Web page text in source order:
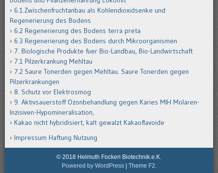
6.1.Zwischenfruchtanbau als Kohlendioxidsenke und
Regenerierung des Bodens
6.2 Regenerierung des Bodens terra preta
6.3 Regenerierung des Bodens durch Mikroorganismen
7. Biologische Produkte fuer Bio-Landbau, Bio-Landwirtschaft
7.1 Pilzerkrankung Mehltau
7.2 Saure Tonerden gegen Mehltau. Saure Tonerden gegen
Pilzerkrankungen
8. Schutz vor Elektrosmog
9. Aktivsauerstoff Ozonbehandlung gegen Karies MIH Molaren-
Inzisiven-Hypomineralisation,
Kakao nicht hybridisiert, kalt gewalzt Kakaoflavoide
Impressum Haftung Nutzung
© 2018 Helmuth Focken Biotechnik.e.K.
Powered by WordPress
Theme F2.